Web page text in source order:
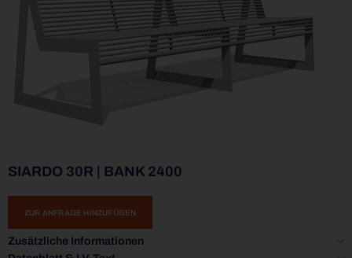
SIARDO 30R | BANK 2400
ZUR ANFRAGE HINZUFÜGEN
Zusätzliche Informationen